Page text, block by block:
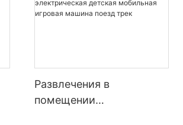
Развлечения в
помещении